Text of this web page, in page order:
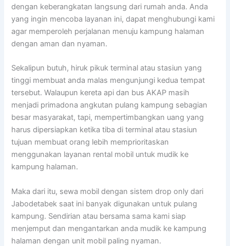
dengan keberangkatan langsung dari rumah anda. Anda
yang ingin mencoba layanan ini, dapat menghubungi kami
agar memperoleh perjalanan menuju kampung halaman
dengan aman dan nyaman.
Sekalipun butuh, hiruk pikuk terminal atau stasiun yang
tinggi membuat anda malas mengunjungi kedua tempat
tersebut. Walaupun kereta api dan bus AKAP masih
menjadi primadona angkutan pulang kampung sebagian
besar masyarakat, tapi, mempertimbangkan uang yang
harus dipersiapkan ketika tiba di terminal atau stasiun
tujuan membuat orang lebih memprioritaskan
menggunakan layanan rental mobil untuk mudik ke
kampung halaman.
Maka dari itu, sewa mobil dengan sistem drop only dari
Jabodetabek saat ini banyak digunakan untuk pulang
kampung. Sendirian atau bersama sama kami siap
menjemput dan mengantarkan anda mudik ke kampung
halaman dengan unit mobil paling nyaman.